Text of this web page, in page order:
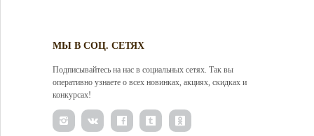
МЫ В СОЦ. СЕТЯХ
Подписывайтесь на нас в социальных сетях. Так вы
оперативно узнаете о всех новинках, акциях, скидках и
конкурсах!